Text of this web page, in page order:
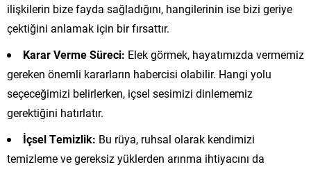
ilişkilerin bize fayda sağladığını, hangilerinin ise bizi geriye
çektiğini anlamak için bir fırsattır.
Karar Verme Süreci: Elek görmek, hayatımızda vermemiz
gereken önemli kararların habercisi olabilir. Hangi yolu
seçeceğimizi belirlerken, içsel sesimizi dinlememiz
gerektiğini hatırlatır.
İçsel Temizlik: Bu rüya, ruhsal olarak kendimizi
temizleme ve gereksiz yüklerden arınma ihtiyacını da